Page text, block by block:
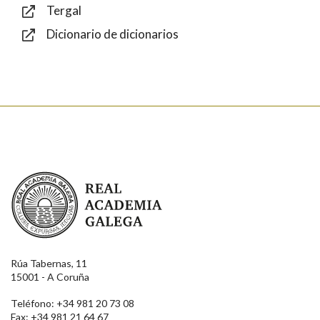
Tergal
Dicionario de dicionarios
Real Academia Galega
Rúa Tabernas, 11
15001 - A Coruña
Teléfono: +34 981 20 73 08
Fax: +34 981 21 64 67